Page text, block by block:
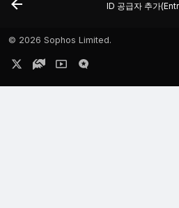
ID 공급자 추가
© 2026 Sophos Limited.